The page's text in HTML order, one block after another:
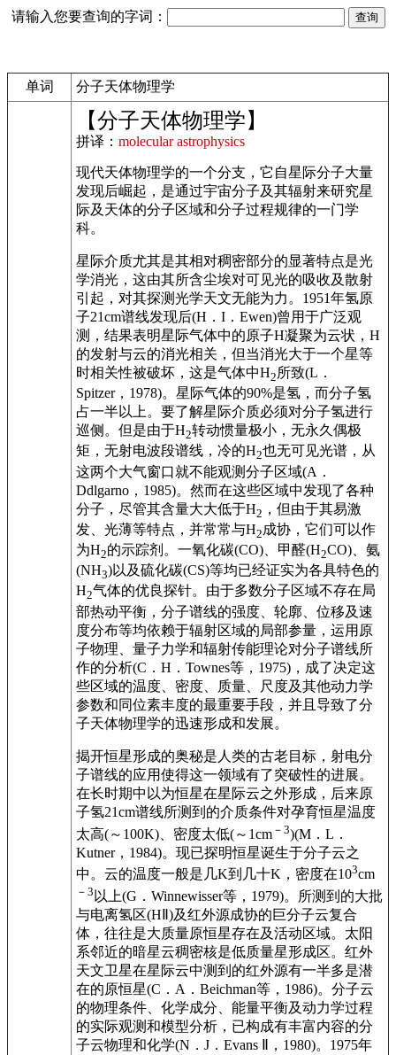
请输入您要查询的字词：
单词 分子天体物理学
【分子天体物理学】
拼译： molecular astrophysics
现代天体物理学的一个分支，它自星际分子大量
发现后崛起，是通过宇宙分子及其辐射来研究星
际及天体的分子区域和分子过程规律的一门学
科。
星际介质尤其是其相对稠密部分的显著特点是光
学消光，这由其所含尘埃对可见光的吸收及散射
引起，对其探测光学天文无能为力。1951年氢原
子21cm谱线发现后(H．I．Ewen)曾用于广泛观
测，结果表明星际气体中的原子H凝聚为云状，H
的发射与云的消光相关，但当消光大于一个星等
时相关性被破坏，这是气体中H2 所致(L．
Spitzer，1978)。星际气体的90%是氢，而分子氢
占一半以上。要了解星际介质必须对分子氢进行
巡侧。但是由于H2转动惯量极小，无永久偶极
矩，无射电波段谱线，冷的H2也无可见光谱，从
这两个大气窗口就不能观测分子区域(A．
Ddlgarno，1985)。然而在这些区域中发现了各种
分子，尽管其含量大大低于H2 ，但由于其易激
发、光薄等特点，并常常与H2 成协，它们可以作
为H2的示踪剂。一氧化碳(CO)、甲醛(H2CO)、氨
(NH3)以及硫化碳(CS)等均已经证实为各具特色的
H2气体的优良探针。由于多数分子区域不存在局
部热动平衡，分子谱线的强度、轮廓、位移及速
度分布等均依赖于辐射区域的局部参量，运用原
子物理、量子力学和辐射传能理论对分子谱线所
作的分析(C．H．Townes等，1975)，成了决定这
些区域的温度、密度、质量、尺度及其他动力学
参数和同位素丰度的最重要手段，并且导致了分
子天体物理学的迅速形成和发展。
揭开恒星形成的奥秘是人类的古老目标，射电分
子谱线的应用使得这一领域有了突破性的进展。
在长时期中以为恒星在星际云之外形成，后来原
子氢21cm谱线所测到的介质条件对孕育恒星温度
太高(～100K)、密度太低(～1cm －3)(M．L．
Kutner，1984)。现已探明恒星诞生于分子云之
中。云的温度一般是几K到几十K，密度在103cm
－3以上(G．Winnewisser等，1979)。所测到的大批
与电离氢区(HⅡ)及红外源成协的巨分子云复合
体，往往是大质量原恒星存在及活动区域。太阳
系邻近的暗星云稠密核是低质量星形成区。红外
天文卫星在星际云中测到的红外源有一半多是潜
在的原恒星(C．A．Beichman等，1986)。分子云
的物理条件、化学成分、能量平衡及动力学过程
的实际观测和模型分析，已构成有丰富内容的分
子云物理和化学(N．J．Evans Ⅱ，1980)。1975年